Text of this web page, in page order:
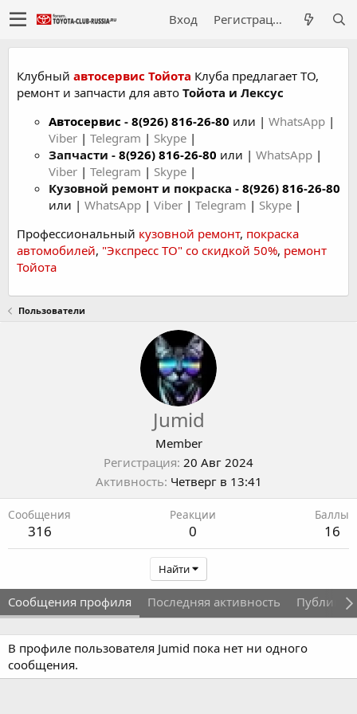
Вход Регистрация
Клубный автосервис Тойота Клуба предлагает ТО,
ремонт и запчасти для авто Тойота и Лексус
Автосервис - 8(926) 816-26-80 или | WhatsApp |
Viber | Telegram | Skype |
Запчасти - 8(926) 816-26-80 или | WhatsApp |
Viber | Telegram | Skype |
Кузовной ремонт и покраска - 8(926) 816-26-80
или | WhatsApp | Viber | Telegram | Skype |
Профессиональный кузовной ремонт, покраска
автомобилей, "Экспресс ТО" со скидкой 50%, ремонт
Тойота
Пользователи
Jumid
Member
Регистрация 20 Авг 2024
Активность Четверг в 13:41
Сообщения
316
Реакции
0
Баллы
16
Найти
Сообщения профиля Последняя активность
В профиле пользователя Jumid пока нет ни одного
сообщения.